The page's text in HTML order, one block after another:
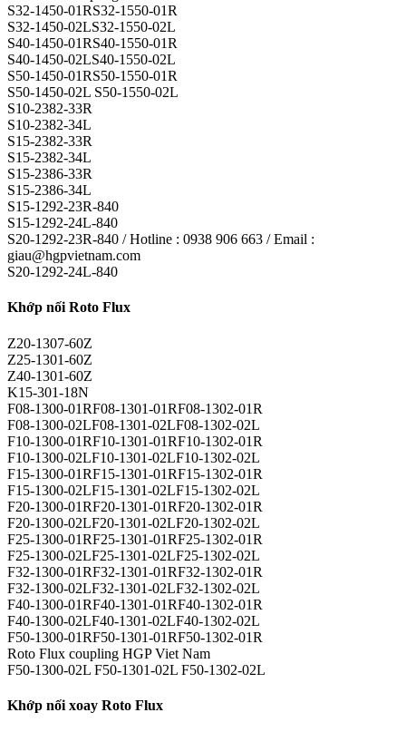
S32-1450-01RS32-1550-01R
S32-1450-02LS32-1550-02L
S40-1450-01RS40-1550-01R
S40-1450-02LS40-1550-02L
S50-1450-01RS50-1550-01R
S50-1450-02L S50-1550-02L
S10-2382-33R
S10-2382-34L
S15-2382-33R
S15-2382-34L
S15-2386-33R
S15-2386-34L
S15-1292-23R-840
S15-1292-24L-840
S20-1292-23R-840 / Hotline : 0938 906 663 / Email :
giau@hgpvietnam.com
S20-1292-24L-840
Khớp nối Roto Flux
Z20-1307-60Z
Z25-1301-60Z
Z40-1301-60Z
K15-301-18N
F08-1300-01RF08-1301-01RF08-1302-01R
F08-1300-02LF08-1301-02LF08-1302-02L
F10-1300-01RF10-1301-01RF10-1302-01R
F10-1300-02LF10-1301-02LF10-1302-02L
F15-1300-01RF15-1301-01RF15-1302-01R
F15-1300-02LF15-1301-02LF15-1302-02L
F20-1300-01RF20-1301-01RF20-1302-01R
F20-1300-02LF20-1301-02LF20-1302-02L
F25-1300-01RF25-1301-01RF25-1302-01R
F25-1300-02LF25-1301-02LF25-1302-02L
F32-1300-01RF32-1301-01RF32-1302-01R
F32-1300-02LF32-1301-02LF32-1302-02L
F40-1300-01RF40-1301-01RF40-1302-01R
F40-1300-02LF40-1301-02LF40-1302-02L
F50-1300-01RF50-1301-01RF50-1302-01R
Roto Flux coupling HGP Viet Nam
F50-1300-02L F50-1301-02L F50-1302-02L
Khớp nối xoay Roto Flux